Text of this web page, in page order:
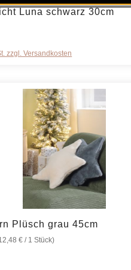
benutze die
Gib den
Luna schwarz 30cm
zzgl. Versandkosten
benutze die
Gib den
Plüsch grau 45cm
€ / 1 Stück)